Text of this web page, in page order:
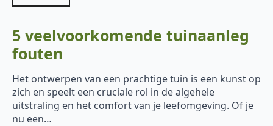
5 veelvoorkomende tuinaanleg
fouten
Het ontwerpen van een prachtige tuin is een kunst op
zich en speelt een cruciale rol in de algehele
uitstraling en het comfort van je leefomgeving. Of je
nu een…